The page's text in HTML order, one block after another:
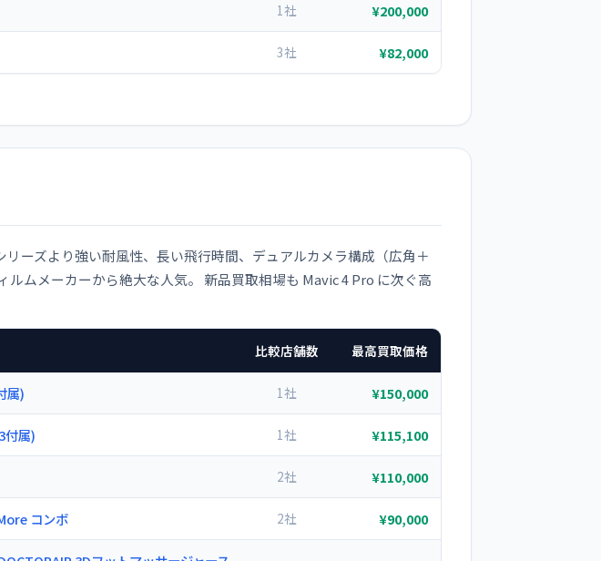
1社 ¥200,000
3社 ¥82,000
ーズより強い耐風性、長い飛行時間、デュアルカメラ構成（広角＋
ルムメーカーから絶大な人気。 新品買取相場も Mavic 4 Pro に次ぐ高
比較店舗数 最高買取価格
属) 1社 ¥150,000
付属) 1社 ¥115,100
2社 ¥110,000
コンボ 2社 ¥90,000